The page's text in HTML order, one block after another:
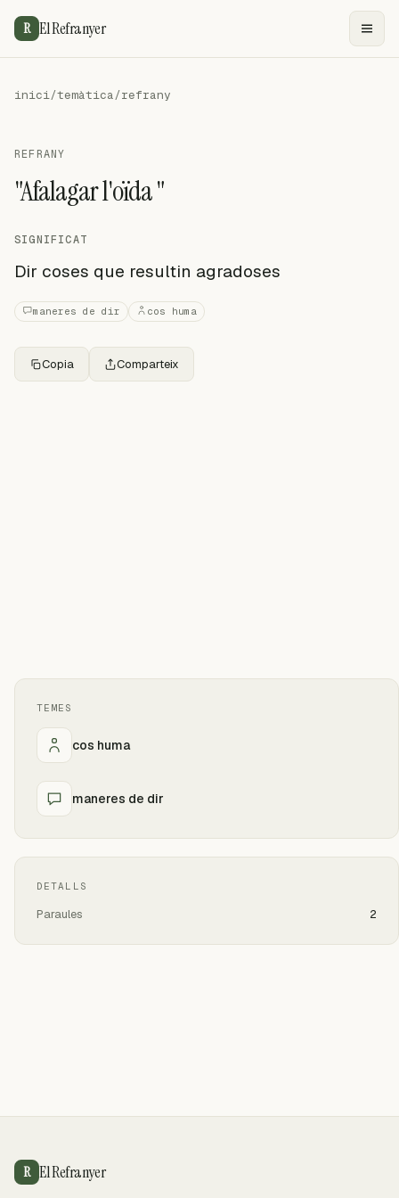
R El Refranyer
inici/temàtica/refrany
REFRANY
"Afalagar l'oïda "
SIGNIFICAT
Dir coses que resultin agradoses
maneres de dir cos huma
Copia Comparteix
TEMES
cos huma
maneres de dir
DETALLS
Paraules 2
R El Refranyer